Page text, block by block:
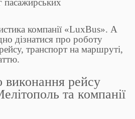
пасажирських
компанії «LuxBus». А
дізнатися про роботу
транспорт на маршруті,
виконання рейсу
та компанії